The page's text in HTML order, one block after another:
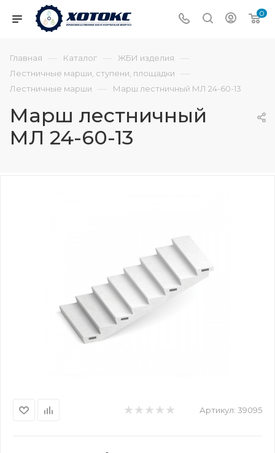
0
Главная — Каталог — ЖБИ изделия —
Лестничные марши, ступени, площадки —
Лестничные марши — Марш лестничный МЛ 24-60-13
Марш лестничный
МЛ 24-60-13
Артикул: 39095